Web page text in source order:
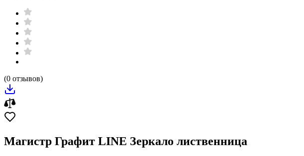
(0 отзывов)
Магистр Графит LINE Зеркало лиственница